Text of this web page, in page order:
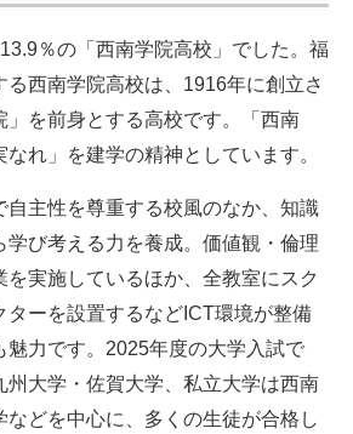
％の「西南学院高校」でした。福
る西南学院高校は、1916年に創立さ
」を前身とする高校です。「西南
れ」を建学の精神としています。
主性を尊重する校風のなか、知識
学び考える力を養成。価値観・倫理
実施しているほか、全教室にスク
ターを設置するなどICT環境が整備
魅力です。2025年度の大学入試で
州大学・佐賀大学、私立大学は西南
などを中心に、多くの生徒が合格し